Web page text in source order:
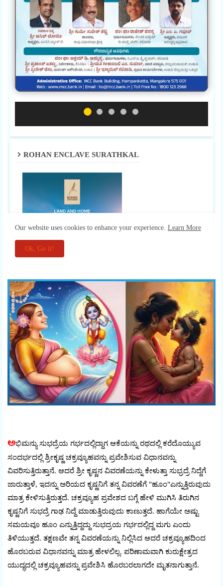
ಅಭಿಮನ್ಯು ಸುಭದ್ರೆಯ ಗರ್ಭದಲ್ಲಿದ್ದಾಗ ಆಕೆಯನ್ನು ರಥದಲ್ಲಿ ಕರೆದೊಯ್ಯುವ
ಸಂದರ್ಭದಲ್ಲಿ ಶ್ರೀಕೃಷ್ಣ ಚಕ್ರವ್ಯೂಹವನ್ನು ಪ್ರವೇಶಿಸುವ ವಿಧಾನವನ್ನು
ವಿವರಿಸುತ್ತಿರುತ್ತಾನೆ. ಆದರೆ ಶ್ರೀ ಕೃಷ್ಣನ ವಿವರಣೆಯನ್ನು ಕೇಳುತ್ತಾ ಸುಭ್ರದ್ರೆ ನಿದ್ದೆಗೆ
ಜಾರುತ್ತಾಳೆ, ಇದನ್ನು ಅರಿಯದ ಕೃಷ್ಣನಿಗೆ ತನ್ನ ವಿವರಣೆಗೆ "ಹೂಂ"ಎನ್ನುತ್ತಿರುವುದು
ಮಾತ್ರ ಕೇಳಿಸುತ್ತಿರುತ್ತದೆ. ಚಕ್ರವ್ಯೂಹ ಪ್ರವೇಶದ ಬಗ್ಗೆ ಹೇಳಿ ಮುಗಿಸಿ ತಿರುಗಿನ
ಕೃಷ್ಣನಿಗೆ ಸುಭದ್ರೆ ಗಾಢ ನಿದ್ದೆ ಮಾಡುತ್ತಿರುವುದು ಕಾಣುತ್ತದೆ. ಹಾಗೆಯೇ ಅಷ್ಟು
ಸಮಯವೂ ಹೂಂ ಎನ್ನುತ್ತಿದ್ದದ್ದು ಸುಭದ್ರಯ ಗರ್ಭದಲ್ಲಿದ್ದ ಮಗು ಎಂದು
ತಿಳಿಯುತ್ತದೆ. ತಕ್ಷಣವೇ ತನ್ನ ವಿವರಣೆಯನ್ನು ನಿಲ್ಲಿಸಿದ ಆದರೆ ಚಕ್ರವ್ಯೂಹದಿಂದ
ಹೊರಬರುವ ವಿಧಾನವನ್ನು ಮಾತ್ರ ಹೇಳಲಿಲ್ಲ. ಪರಿಣಾಮವಾಗಿ ಕುರುಕ್ಷೇತ್ರದ
ಯುದ್ಧದಲ್ಲಿ ಚಕ್ರವ್ಯೂಹವನ್ನು ಪ್ರವೇಶಿಸಿ ಹೊರಬರಲಾಗದೇ ಮೃತನಾಗುತ್ತಾನೆ.